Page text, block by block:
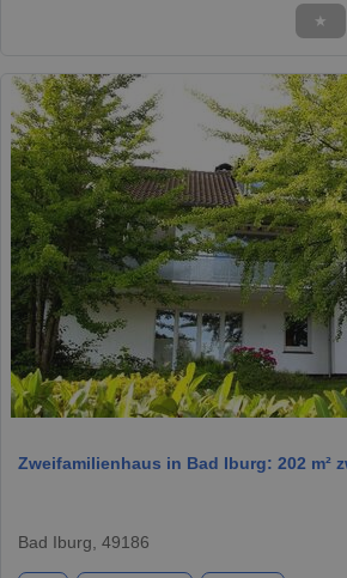
★
Zweifamilienhaus in Bad Iburg: 202 m²
Bad Iburg, 49186